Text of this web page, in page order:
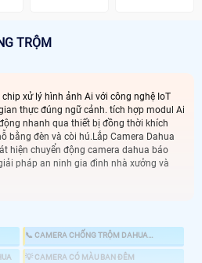
TRỘM
xử lý hình ảnh Ai với công nghệ IoT
thực đúng ngữ cảnh. tích hợp modul Ai
nhanh qua thiết bị đồng thời khích
bằng đèn và còi hú.Lắp Camera Dahua
hiện chuyển động camera dahua báo
pháp an ninh gia đình nhà xưởng và
📞 CAMERA CHỐNG TRỘM DAHUA
HIKVISION
💡 CAMERA CÓ MÀU BAN ĐÊM